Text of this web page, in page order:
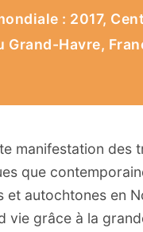
: 2017,
Grand-Havre,
manifestation des
que
et autochtones en
vie grâce à la